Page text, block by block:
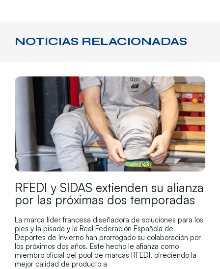
NOTICIAS RELACIONADAS
RFEDI y SIDAS extienden su alianza
por las próximas dos temporadas
La marca líder francesa diseñadora de soluciones para los
pies y la pisada y la Real Federación Española de
Deportes de Invierno han prorrogado su colaboración por
los próximos dos años. Este hecho le afianza como
miembro oficial del pool de marcas RFEDI, ofreciendo la
mejor calidad de producto a